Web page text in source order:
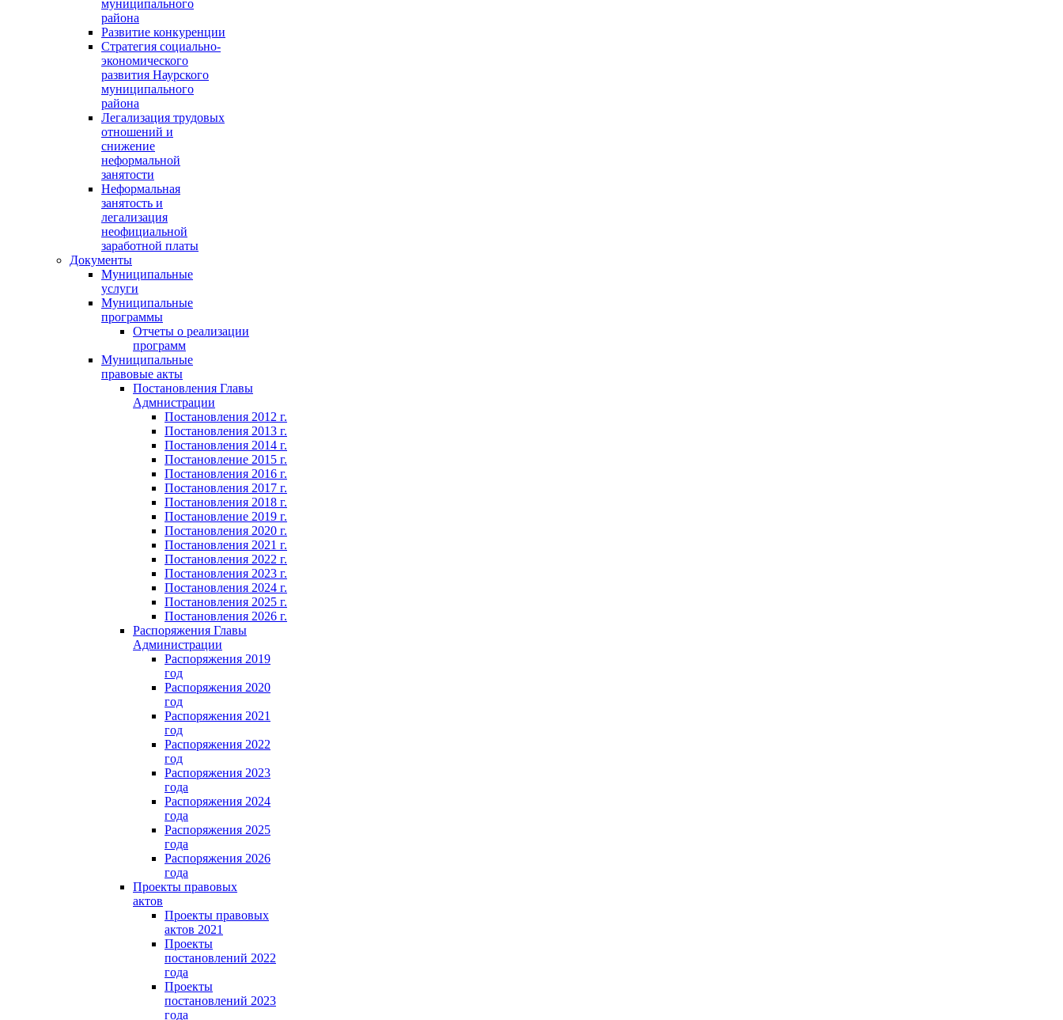
муниципального
района
Развитие конкуренции
Стратегия социально-
экономического
развития Наурского
муниципального
района
Легализация трудовых
отношений и
снижение
неформальной
занятости
Неформальная
занятость и
легализация
неофициальной
заработной платы
Документы
Муниципальные
услуги
Муниципальные
программы
Отчеты о реализации
программ
Муниципальные
правовые акты
Постановления Главы
Адмнистрации
Постановления 2012 г.
Постановления 2013 г.
Постановления 2014 г.
Постановление 2015 г.
Постановления 2016 г.
Постановления 2017 г.
Постановления 2018 г.
Постановление 2019 г.
Постановления 2020 г.
Постановления 2021 г.
Постановления 2022 г.
Постановления 2023 г.
Постановления 2024 г.
Постановления 2025 г.
Постановления 2026 г.
Распоряжения Главы
Администрации
Распоряжения 2019
год
Распоряжения 2020
год
Распоряжения 2021
год
Распоряжения 2022
год
Распоряжения 2023
года
Распоряжения 2024
года
Распоряжения 2025
года
Распоряжения 2026
года
Проекты правовых
актов
Проекты правовых
актов 2021
Проекты
постановлений 2022
года
Проекты
постановлений 2023
года